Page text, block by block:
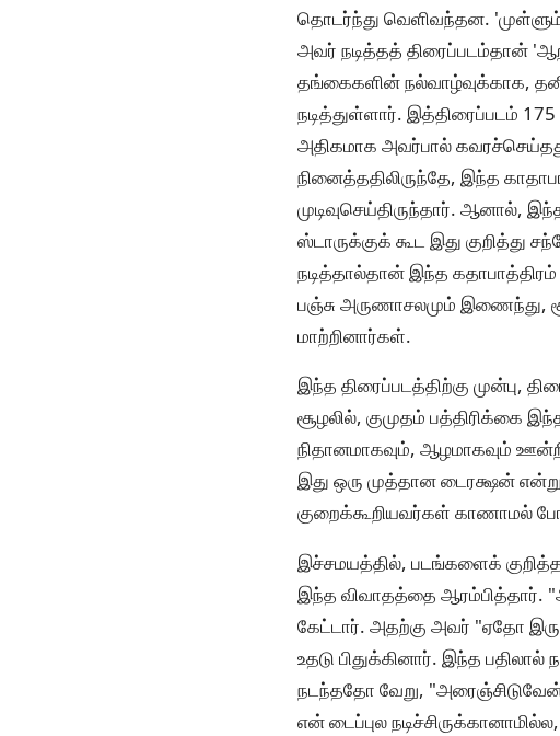
தொடர்ந்து வெளிவந்தன.
அவர் நடித்தத் திரைப்படம்தான்
தங்கைகளின் நல்வாழ்வுக்காக,
நடித்துள்ளார். இத்திரைப்படம்
அதிகமாக அவர்பால்
நினைத்ததிலிருந்தே, இந்த
முடிவுசெய்திருந்தார். ஆனால்,
ஸ்டாருக்குக் கூட இது குறித்து
நடித்தால்தான் இந்த கதாபாத்திரம்
பஞ்சு அருணாசலமும் இணைந்து,
மாற்றினார்கள்.
இந்த திரைப்படத்திற்கு முன்பு,
சூழலில், குமுதம் பத்திரிக்கை
நிதானமாகவும், ஆழமாகவும் ஊன்றி
இது ஒரு முத்தான டைரக்ஷன்
குறைக்கூறியவர்கள் காணாமல்
இச்சமயத்தில், படங்களைக் குறித்த
இந்த விவாதத்தை ஆரம்பித்தார்.
கேட்டார். அதற்கு அவர் "ஏதோ
உதடு பிதுக்கினார். இந்த
நடந்ததோ வேறு,
என் டைப்புல